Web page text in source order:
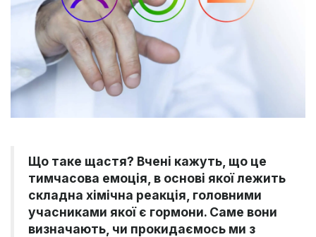
Що таке щастя? Вчені кажуть, що це
тимчасова емоція, в основі якої лежить
складна хімічна реакція, головними
учасниками якої є гормони. Саме вони
визначають, чи прокидаємось ми з